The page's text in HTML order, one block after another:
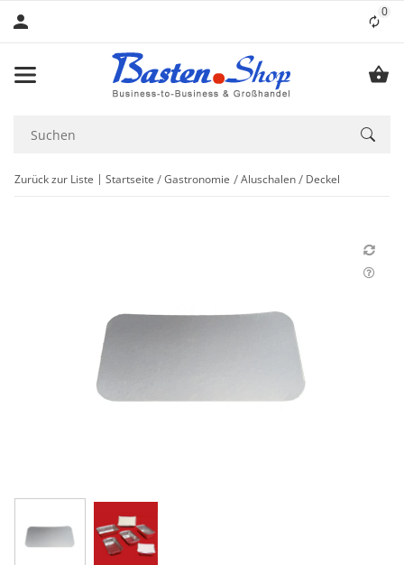
0
Zurück zur Liste Startseite Gastronomie Aluschalen Deckel